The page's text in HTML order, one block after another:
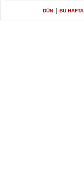
DÜN BU HAFTA